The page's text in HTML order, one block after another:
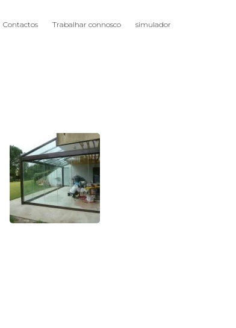
Contactos Trabalhar connosco simulador